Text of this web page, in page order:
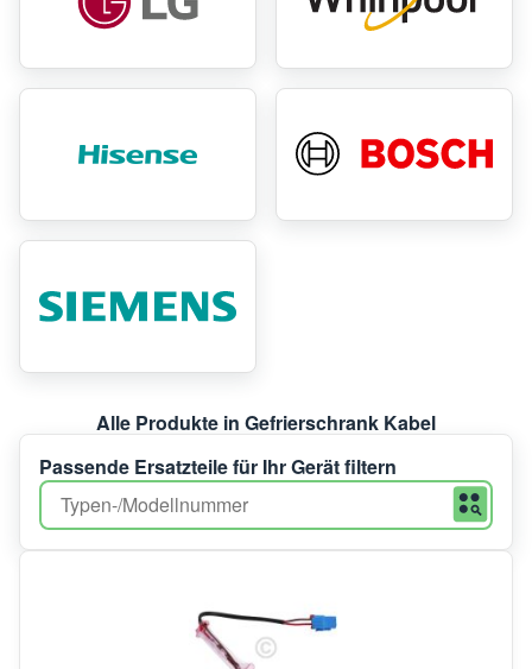
Alle Produkte in Gefrierschrank Kabel
Passende Ersatzteile für Ihr Gerät filtern